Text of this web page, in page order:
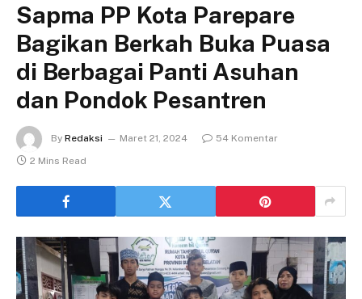
Sapma PP Kota Parepare
Bagikan Berkah Buka Puasa
di Berbagai Panti Asuhan
dan Pondok Pesantren
By Redaksi Maret 21, 2024
54 Komentar
2 Mins Read